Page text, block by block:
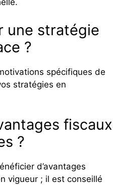
une stratégie
?
spécifiques de
stratégies en
fiscaux
?
d’avantages
vigueur ; il est conseillé